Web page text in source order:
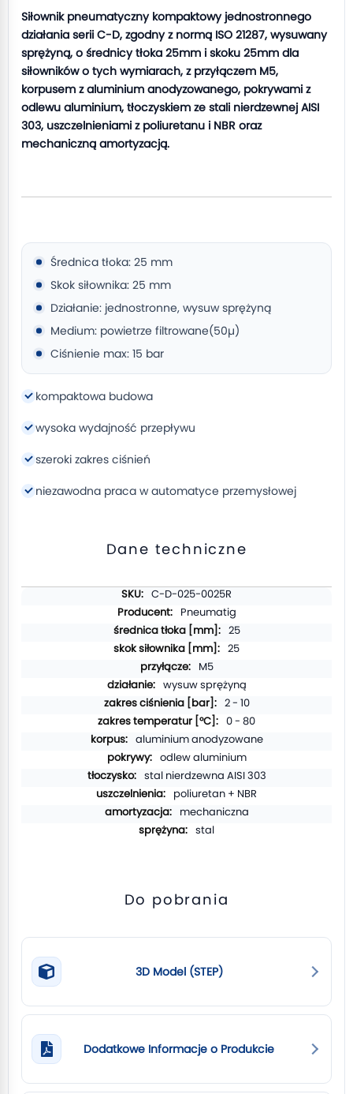
Siłownik pneumatyczny kompaktowy jednostronnego
działania serii C-D, zgodny z normą ISO 21287, wysuwany
sprężyną, o średnicy tłoka 25mm i skoku 25mm dla
siłowników o tych wymiarach, z przyłączem M5,
korpusem z aluminium anodyzowanego, pokrywami z
odlewu aluminium, tłoczyskiem ze stali nierdzewnej AISI
303, uszczelnieniami z poliuretanu i NBR oraz
mechaniczną amortyzacją.
Średnica tłoka: 25 mm
Skok siłownika: 25 mm
Działanie: jednostronne, wysuw sprężyną
Medium: powietrze filtrowane(50µ)
Ciśnienie max: 15 bar
kompaktowa budowa
wysoka wydajność przepływu
szeroki zakres ciśnień
niezawodna praca w automatyce przemysłowej
Dane techniczne
C-D-025-0025R
Pneumatig
25
25
M5
wysuw sprężyną
2 - 10
0 - 80
aluminium anodyzowane
odlew aluminium
stal nierdzewna AISI 303
poliuretan + NBR
mechaniczna
stal
Do pobrania
3D Model (STEP)
Dodatkowe Informacje o Produkcie